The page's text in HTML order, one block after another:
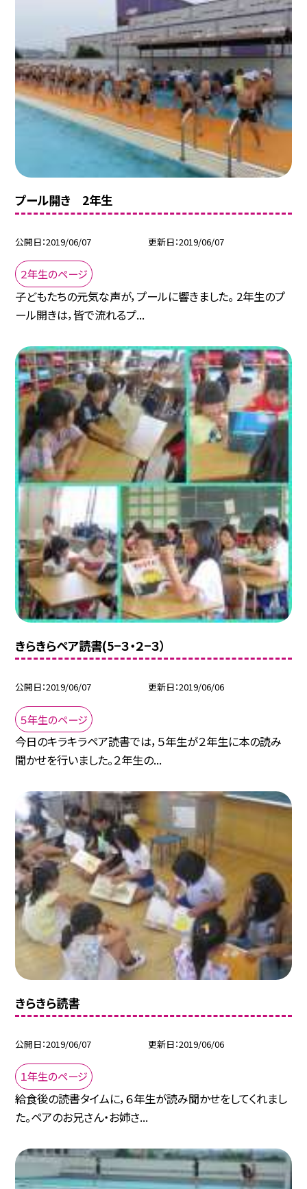
プール開き 2年生
公開日 2019/06/07 更新日 2019/06/07
２年生のページ
子どもたちの元気な声が，プールに響きました。 2年生のプ
ール開きは，皆で流れるプ...
きらきらペア読書(5−３・２−３）
公開日 2019/06/07 更新日 2019/06/06
５年生のページ
今日のキラキラペア読書では，５年生が２年生に本の読み
聞かせを行いました。２年生の...
きらきら読書
公開日 2019/06/07 更新日 2019/06/06
１年生のページ
給食後の読書タイムに，６年生が読み聞かせをしてくれまし
た。ペアのお兄さん・お姉さ...